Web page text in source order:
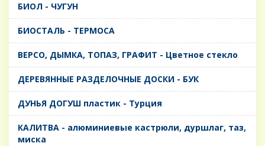
БИОЛ - ЧУГУН
БИОСТАЛЬ - ТЕРМОСА
ВЕРСО, ДЫМКА, ТОПАЗ, ГРАФИТ - Цветное стекло
ДЕРЕВЯННЫЕ РАЗДЕЛОЧНЫЕ ДОСКИ - БУК
ДУНЬЯ ДОГУШ пластик - Турция
КАЛИТВА - алюминиевые кастрюли, дуршлаг, таз,
миска